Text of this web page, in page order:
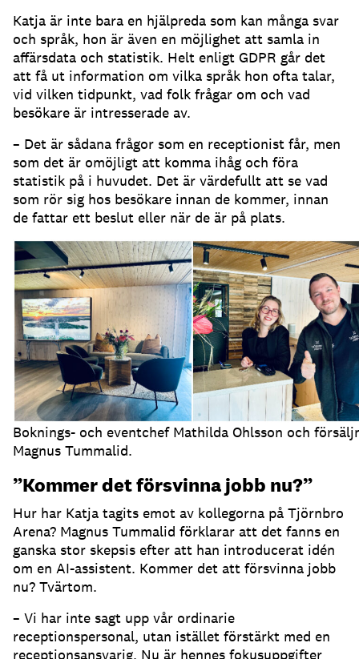
Katja är inte bara en hjälpreda som kan många svar
och språk, hon är även en möjlighet att samla in
affärsdata och statistik. Helt enligt GDPR går det
att få ut information om vilka språk hon ofta talar,
vid vilken tidpunkt, vad folk frågar om och vad
besökare är intresserade av.
– Det är sådana frågor som en receptionist får, men
som det är omöjligt att komma ihåg och föra
statistik på i huvudet. Det är värdefullt att se vad
som rör sig hos besökare innan de kommer, innan
de fattar ett beslut eller när de är på plats.
Boknings- och eventchef Mathilda Ohlsson och
Magnus Tummalid.
”Kommer det försvinna jobb nu?”
Hur har Katja tagits emot av kollegorna på Tjörnbro
Arena? Magnus Tummalid förklarar att det fanns en
ganska stor skepsis efter att han introducerat idén
om en AI-assistent. Kommer det att försvinna jobb
nu? Tvärtom.
– Vi har inte sagt upp vår ordinarie
receptionspersonal, utan istället förstärkt med en
receptionsansvarig. Nu är hennes fokusuppgifter